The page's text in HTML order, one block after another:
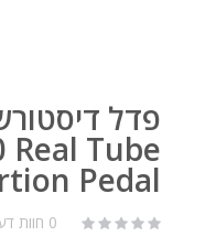
Real Tube
Pedal
0 חוות דעת